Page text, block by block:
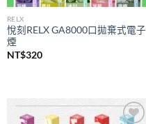
RELX
悅刻RELX GA8000口拋棄式電子
煙
NT$320